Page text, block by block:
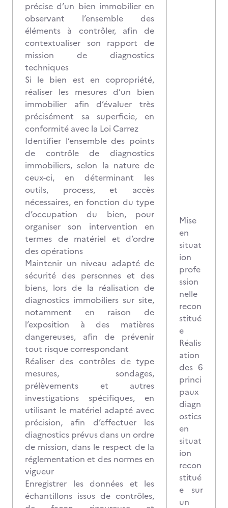
précise d’un bien immobilier en
observant l’ensemble des
éléments à contrôler, afin de
contextualiser son rapport de
mission de diagnostics
techniques
Si le bien est en copropriété,
réaliser les mesures d’un bien
immobilier afin d’évaluer très
précisément sa superficie, en
conformité avec la Loi Carrez
Identifier l’ensemble des points
de contrôle de diagnostics
immobiliers, selon la nature de
ceux-ci, en déterminant les
outils, process, et accès
nécessaires, en fonction du type
d’occupation du bien, pour
organiser son intervention en
termes de matériel et d’ordre
des opérations
Maintenir un niveau adapté de
sécurité des personnes et des
biens, lors de la réalisation de
diagnostics immobiliers sur site,
notamment en raison de
l’exposition à des matières
dangereuses, afin de prévenir
tout risque correspondant
Réaliser des contrôles de type
mesures, sondages,
prélèvements et autres
investigations spécifiques, en
utilisant le matériel adapté avec
précision, afin d’effectuer les
diagnostics prévus dans un ordre
de mission, dans le respect de la
réglementation et des normes en
vigueur
Enregistrer les données et les
échantillons issus de contrôles,
Mise
en
situat
ion
profe
ssion
nelle
recon
stitué
e
Réalis
ation
des 6
princi
paux
diagn
ostics
en
situat
ion
recon
stitué
e sur
un